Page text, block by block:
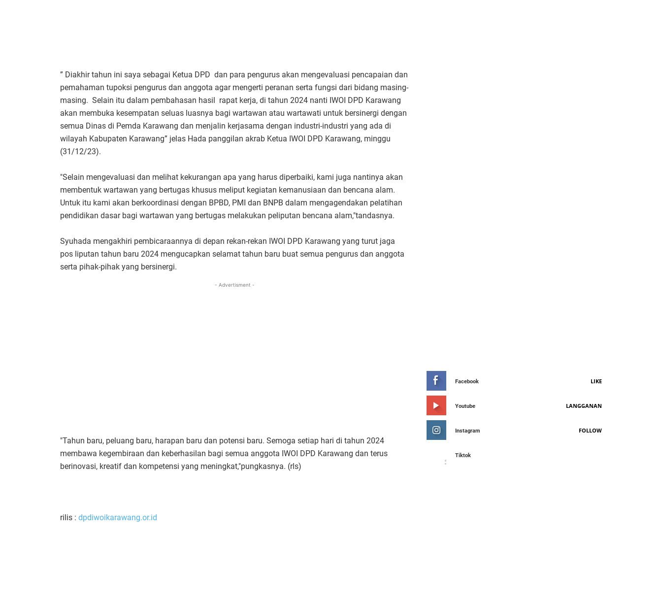
” Diakhir tahun ini saya sebagai Ketua DPD dan para pengurus akan mengevaluasi pencapaian dan
pemahaman tupoksi pengurus dan anggota agar mengerti peranan serta fungsi dari bidang masing-
masing. Selain itu dalam pembahasan hasil rapat kerja, di tahun 2024 nanti IWOI DPD Karawang
akan membuka kesempatan seluas luasnya bagi wartawan atau wartawati untuk bersinergi dengan
semua Dinas di Pemda Karawang dan menjalin kerjasama dengan industri-industri yang ada di
wilayah Kabupaten Karawang” jelas Hada panggilan akrab Ketua IWOI DPD Karawang, minggu
(31/12/23).
"Selain mengevaluasi dan melihat kekurangan apa yang harus diperbaiki, kami juga nantinya akan
membentuk wartawan yang bertugas khusus meliput kegiatan kemanusiaan dan bencana alam.
Untuk itu kami akan berkoordinasi dengan BPBD, PMI dan BNPB dalam mengagendakan pelatihan
pendidikan dasar bagi wartawan yang bertugas melakukan peliputan bencana alam,"tandasnya.
Syuhada mengakhiri pembicaraannya di depan rekan-rekan IWOI DPD Karawang yang turut jaga
pos liputan tahun baru 2024 mengucapkan selamat tahun baru buat semua pengurus dan anggota
serta pihak-pihak yang bersinergi.
- Advertisment -
"Tahun baru, peluang baru, harapan baru dan potensi baru. Semoga setiap hari di tahun 2024
membawa kegembiraan dan keberhasilan bagi semua anggota IWOI DPD Karawang dan terus
berinovasi, kreatif dan kompetensi yang meningkat,"pungkasnya. (rls)
rilis : dpdiwoikarawang.or.id
Facebook LIKE
Youtube LANGGANAN
Instagram FOLLOW
Tiktok